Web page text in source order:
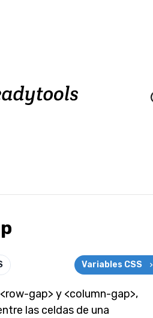
Variables CSS
gap> y <column-gap>,
las celdas de una